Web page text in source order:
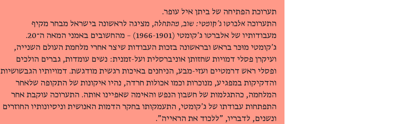
תערוכת הפתיחה של ביתן איל עופר.
התערוכה אלברטו ג'קומטי: שוב, מהתחלה, מציגה לראשונה בישראל מבחר מקיף
מעבודותיו של אלברטו ג'קומטי (1966-1901) – מהחשובים באמני המאה ה־20.
ג'קומטי מוּכּר בראש ובראשונה בזכות העבודות שיצר אחרי מלחמת העולם השנייה,
ועיקרן פסלי דמויות שחזותן אוניברסלית ועל-זמנית: נשים עומדות, גברים הולכים
ופסלי ראש דרמטיים ועזי-מבע, הניחנים באיכות רגשית מודגשת. דמויותיו הגבשושיות
והדקיקות במפגיע, מנוכרות וכמו אכולות חרדה, נהיו איקונות של התקופה שלאחר
המלחמה, כהתגלמות של חשבון הנפש והאימה שאפיינו אותה. התערוכה עוקבת אחר
התפתחות עבודתו של ג'קומטי, התעמקותו בחקר הדמות האנושית וניסיונותיו החוזרים
ונשנים, לדבריו, "ללכוד את הראייה".